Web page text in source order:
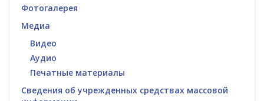
Фотогалерея
Медиа
Видео
Аудио
Печатные материалы
Сведения об учрежденных средствах массовой